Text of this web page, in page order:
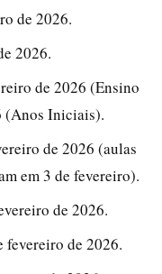
de 2026.
2026.
de 2026 (Ensino
(Anos Iniciais).
de 2026 (aulas
em 3 de fevereiro).
de 2026.
fevereiro de 2026.